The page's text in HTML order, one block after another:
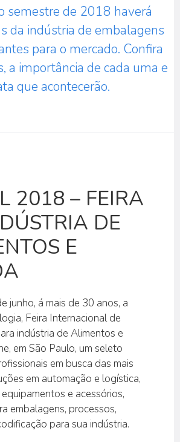
semestre de 2018 haverá
da indústria de embalagens
para o mercado. Confira
a importância de cada uma e
que acontecerão.
2018 – FEIRA
DE
E
junho, á mais de 30 anos, a
Feira Internacional de
indústria de Alimentos e
em São Paulo, um seleto
em busca das mais
em automação e logística,
e acessórios,
embalagens, processos,
para sua indústria.